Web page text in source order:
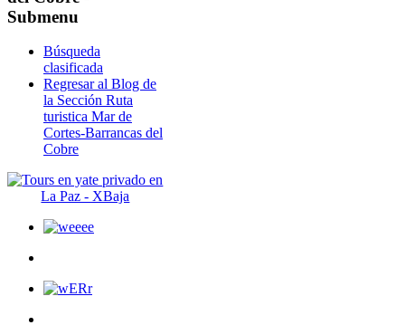
Submenu
Búsqueda
clasificada
Regresar al Blog de
la Sección Ruta
turistica Mar de
Cortes-Barrancas del
Cobre